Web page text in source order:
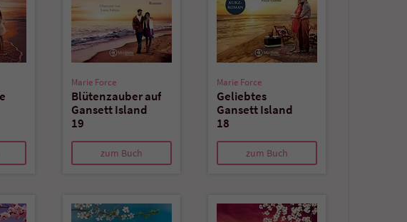
Marie Force
Blütenzauber auf
Gansett Island
19
zum Buch
Marie Force
Geliebtes
Gansett Island
18
zum Buch